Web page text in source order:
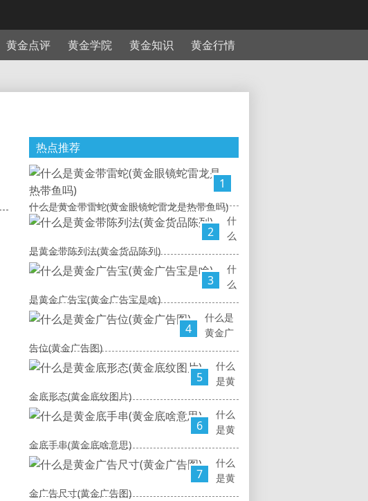
黄金点评 黄金学院 黄金知识 黄金行情
热点推荐
1
什么是黄金带雷蛇(黄金眼镜蛇雷龙是热带鱼吗)
2
什
么
是黄金带陈列法(黄金货品陈列)
3
什
么
是黄金广告宝(黄金广告宝是啥)
4
什么是
黄金广
告位(黄金广告图)
5
什么
是黄
金底形态(黄金底纹图片)
6
什么
是黄
金底手串(黄金底啥意思)
7
什么
是黄
金广告尺寸(黄金广告图)